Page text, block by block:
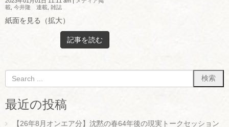
載 今井隆 連載 雑誌
紙面を見る（拡大）
記事を読む
最近の投稿
【26年8月オンエア分】沈黙の春64年後の現実トークセッション